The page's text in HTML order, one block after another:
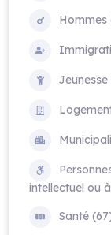
Hommes
Jeunesse
intellectuel ou
Santé